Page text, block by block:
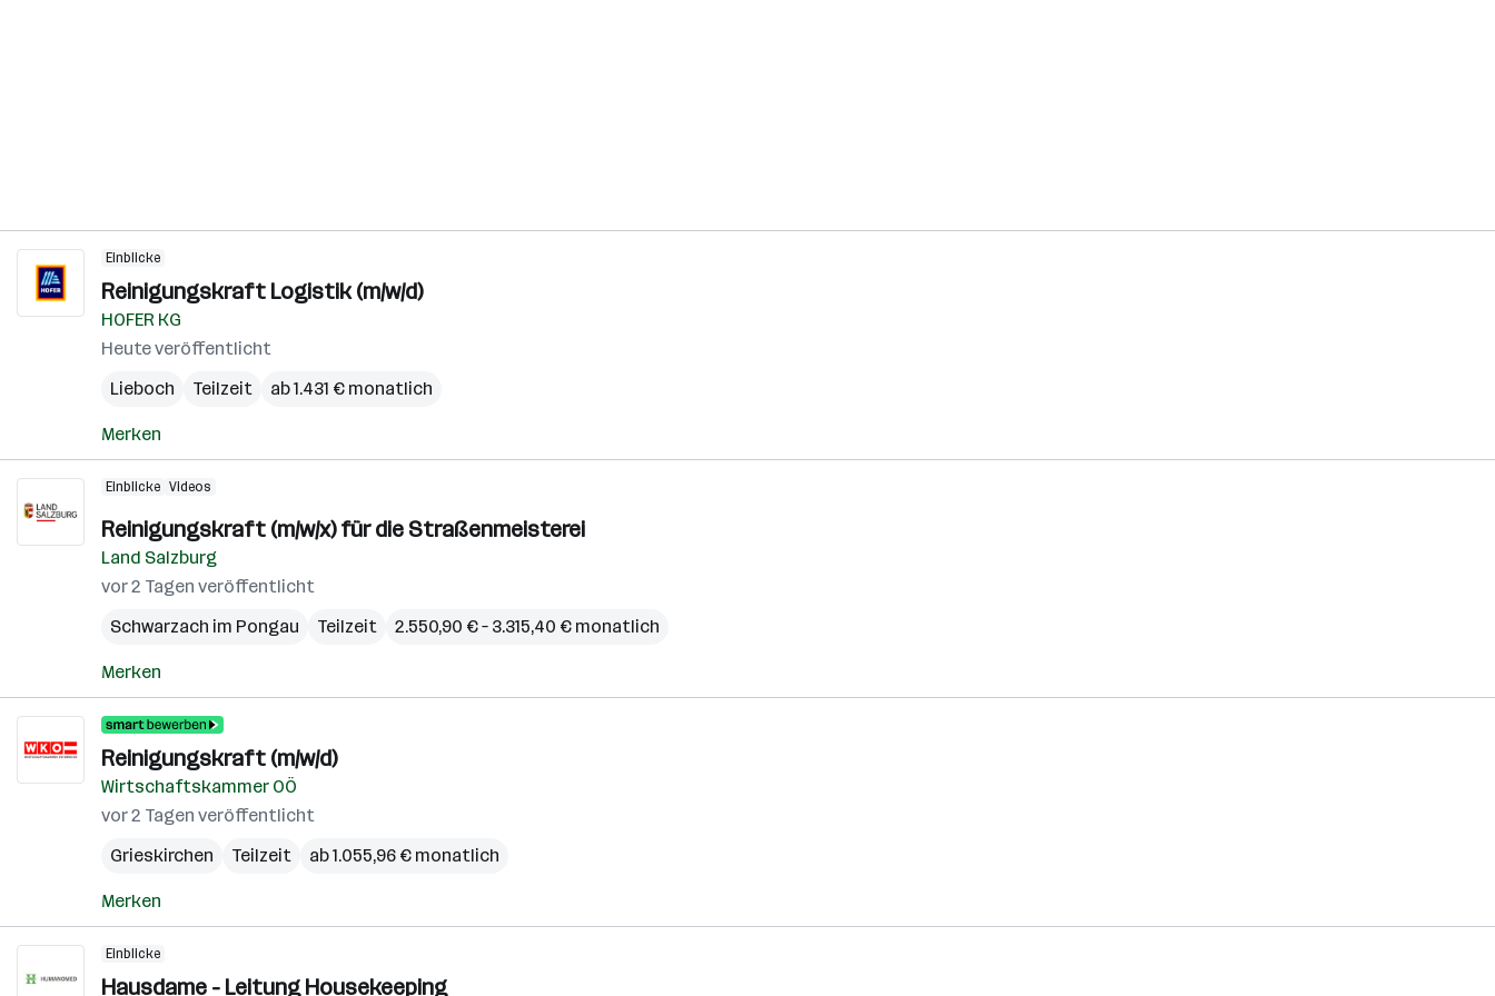
Einblicke
Reinigungskraft Logistik (m/w/d)
HOFER KG
Heute veröffentlicht
Lieboch
Teilzeit ab 1.431 € monatlich
Merken
Einblicke Videos
Reinigungskraft (m/w/x) für die Straßenmeisterei
Land Salzburg
vor 2 Tagen veröffentlicht
Schwarzach im Pongau
Teilzeit 2.550,90 € – 3.315,40 € monatlich
Merken
Reinigungskraft (m/w/d)
Wirtschaftskammer OÖ
vor 2 Tagen veröffentlicht
Grieskirchen
Teilzeit ab 1.055,96 € monatlich
Merken
Einblicke
Hausdame - Leitung Housekeeping